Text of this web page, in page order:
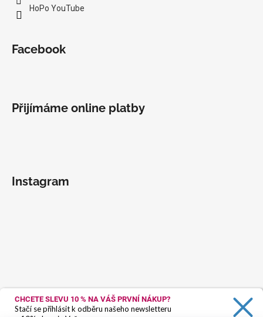
HoPo YouTube
Facebook
Přijímáme online platby
Instagram
CHCETE SLEVU 10 % NA VÁŠ PRVNÍ NÁKUP?
Stačí se přihlásit k odběru našeho newsletteru